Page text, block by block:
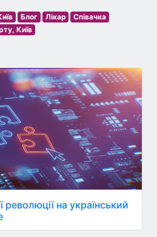
Блог Лікар
Співачка
Київ
революції на український